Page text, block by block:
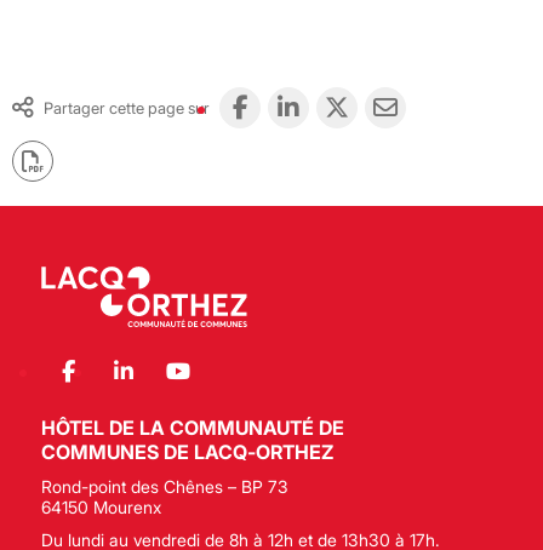
Partager cette page sur
HÔTEL DE LA COMMUNAUTÉ DE
COMMUNES DE LACQ-ORTHEZ
Rond-point des Chênes – BP 73
64150 Mourenx
Du lundi au vendredi de 8h à 12h et de 13h30 à 17h.